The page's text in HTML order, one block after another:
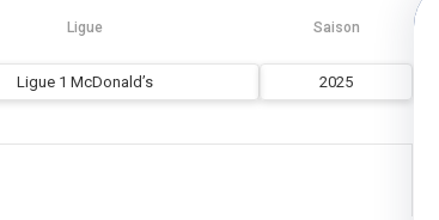
Ligue Saison
Ligue 1 McDonald’s 2025